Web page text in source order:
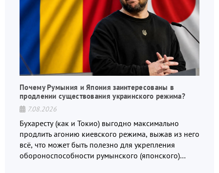
Почему Румыния и Япония заинтересованы в
продлении существования украинского режима?
7.08.2026
Бухаресту (как и Токио) выгодно максимально
продлить агонию киевского режима, выжав из него
всё, что может быть полезно для укрепления
обороноспособности румынского (японского)